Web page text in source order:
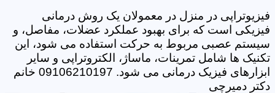
فیزیوتراپی در منزل در معمولان یک روش درمانی
فیزیکی است که برای بهبود عملکرد عضلات، مفاصل، و
سیستم عصبی مربوط به حرکت استفاده می شود، این
تکنیک ها شامل تمرینات، ماساژ، الکتروتراپی و سایر
ابزارهای فیزیک درمانی می شود. 09106210197 خانم
دکتر دمیرچی